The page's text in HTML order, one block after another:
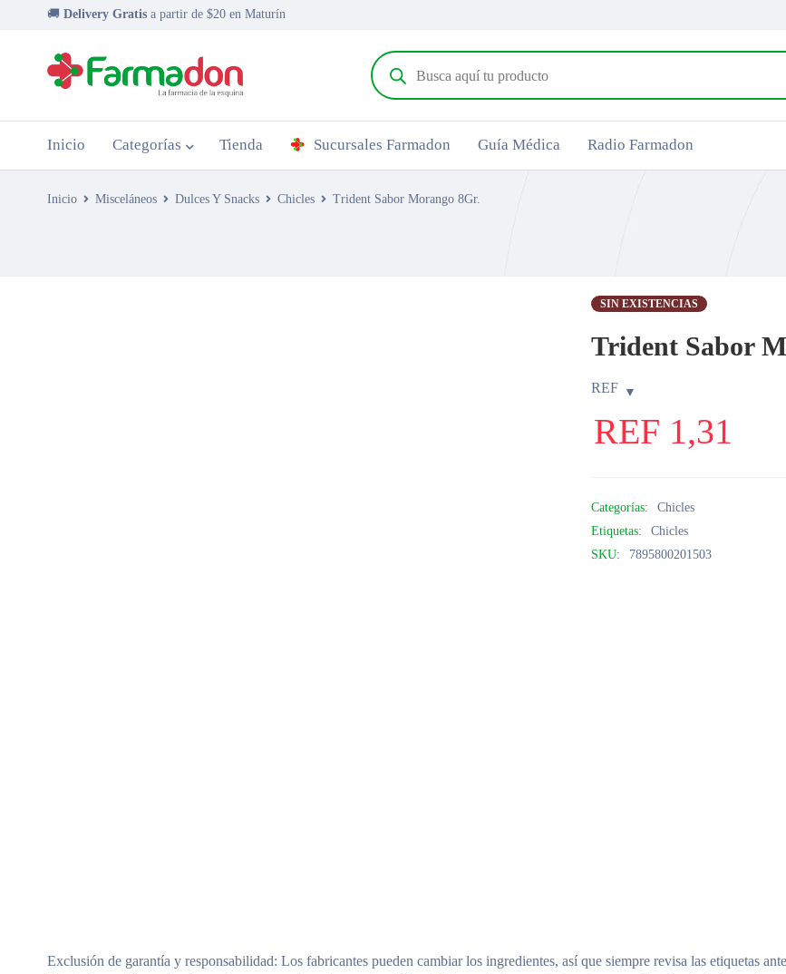
🚚 Delivery Gratis a partir de $20 en Maturín
Inicio Categorías Tienda Sucursales Farmadon Guía Médica Radio Farmadon
Inicio Misceláneos Dulces Y Snacks Chicles Trident Sabor Morango 8Gr.
SIN EXISTENCIAS
Trident Sabor
REF
REF 1,31
Categorías:
Chicles
Etiquetas:
Chicles
SKU:
7895800201503
Exclusión de garantía y responsabilidad: Los fabricantes pueden cambiar los ingredientes, así que siempre revisa las etiquetas